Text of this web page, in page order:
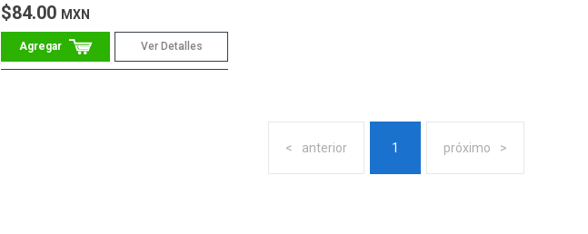
$84.00 MXN
Ver Detalles
anterior 1 próximo